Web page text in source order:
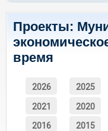
Проекты:
время
2026 2025
2021 2020
2016 2015